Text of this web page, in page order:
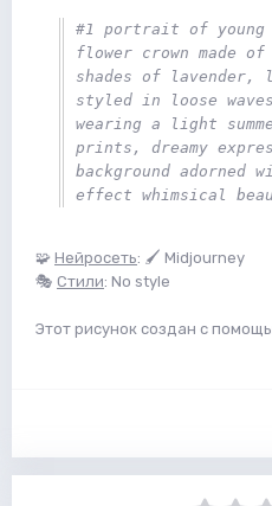
#1 portrait of young
flower crown made
shades of
styled in loose
wearing a light
prints, dreamy
background
effect whimsical
🧩 Нейросеть: 🖌 Midjourney
🎭 Стили: No style
Этот рисунок создан с